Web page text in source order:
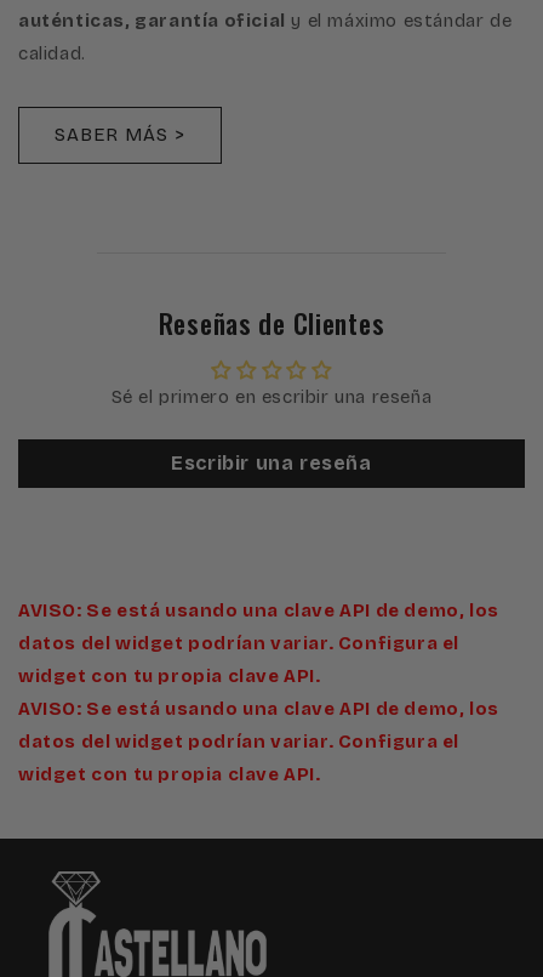
auténticas, garantía oficial y el máximo estándar de
calidad.
SABER MÁS >
Reseñas de Clientes
Sé el primero en escribir una reseña
Escribir una reseña
AVISO: Se está usando una clave API de demo, los
datos del widget podrían variar. Configura el
widget con tu propia clave API.
AVISO: Se está usando una clave API de demo, los
datos del widget podrían variar. Configura el
widget con tu propia clave API.